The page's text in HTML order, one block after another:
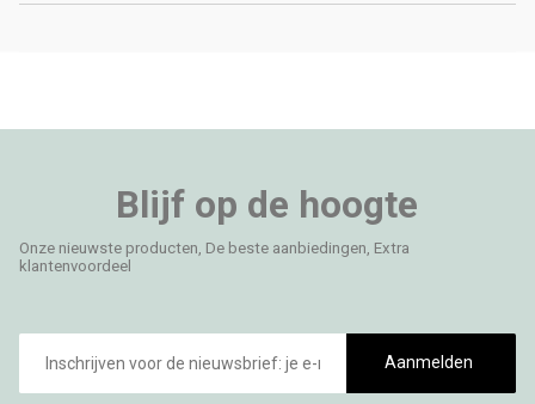
Blijf op de hoogte
Onze nieuwste producten, De beste aanbiedingen, Extra
klantenvoordeel
mailadres
Aanmelden